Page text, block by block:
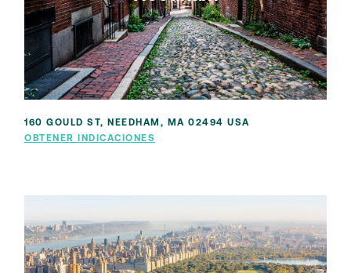
160 GOULD ST, NEEDHAM, MA 02494 USA
OBTENER INDICACIONES